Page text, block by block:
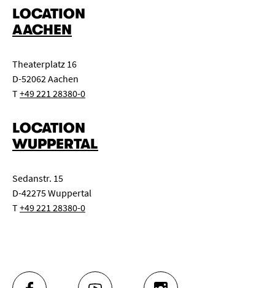
LOCATION
AACHEN
Theaterplatz 16
D-52062 Aachen
T+49 221 28380-0
LOCATION
WUPPERTAL
Sedanstr. 15
D-42275 Wuppertal
T+49 221 28380-0